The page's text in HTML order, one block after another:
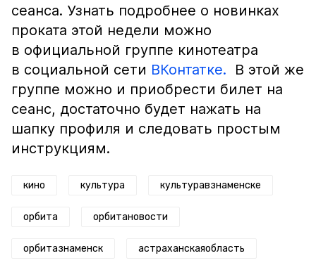
сеанса. Узнать подробнее о новинках
проката этой недели можно
в официальной группе кинотеатра
в социальной сети ВКонтатке. В этой же
группе можно и приобрести билет на
сеанс, достаточно будет нажать на
шапку профиля и следовать простым
инструкциям.
кино культура культуравзнаменске
орбита орбитановости
орбитазнаменск астраханскаяобласть